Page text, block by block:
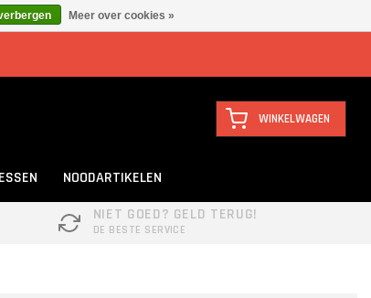
WINKELWAGEN
NOODARTIKELEN
NIET GOED? GELD TERUG!
DE BESTE SERVICE
Meer over cookies »